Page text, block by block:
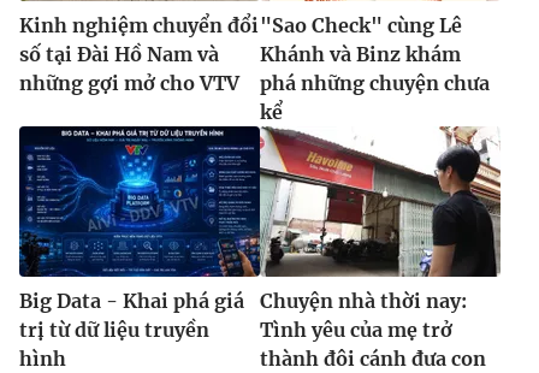
Kinh nghiệm chuyển đổi
số tại Đài Hồ Nam và
những gợi mở cho VTV
"Sao Check" cùng Lê
Khánh và Binz khám
phá những chuyện chưa
kể
Big Data - Khai phá giá
trị từ dữ liệu truyền
hình
Chuyện nhà thời nay:
Tình yêu của mẹ trở
thành đôi cánh đưa con